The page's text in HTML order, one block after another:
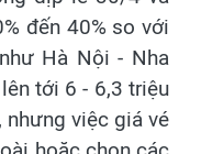
đến 40% so với
Hà Nội - Nha
tới 6 - 6,3 triệu
nhưng việc giá vé